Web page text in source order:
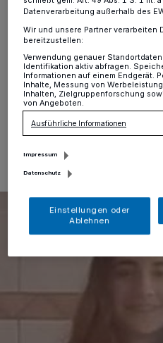
Stadt Willich· Seit dem 19.
Guiliana G. aus einer
vermisst. Die Jugendliche
Einrichtung mit
Möglicherweise hält sie sich
25.02.2021 , 10:23 Uhr
Datenverarbeitung außerhalb des
Wir und unsere Partner verarbeiten
bereitzustellen:
Verwendung genauer
Identifikation aktiv abfragen.
Informationen auf einem Endgerät.
Inhalte, Messung von
Inhalten, Zielgruppenforschung
von Angeboten.
Ausführliche Informationen
Impressum
Datenschutz
Einstellungen oder
Ablehnen